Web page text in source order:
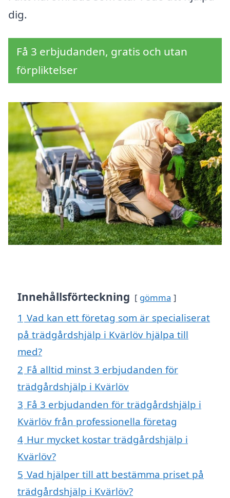
dig.
Få 3 erbjudanden, gratis och utan
förpliktelser
Innehållsförteckning gömma
1 Vad kan ett företag som är specialiserat
på trädgårdshjälp i Kvärlöv hjälpa till
med?
2 Få alltid minst 3 erbjudanden för
trädgårdshjälp i Kvärlöv
3 Få 3 erbjudanden för trädgårdshjälp i
Kvärlöv från professionella företag
4 Hur mycket kostar trädgårdshjälp i
Kvärlöv?
5 Vad hjälper till att bestämma priset på
trädgårdshjälp i Kvärlöv?